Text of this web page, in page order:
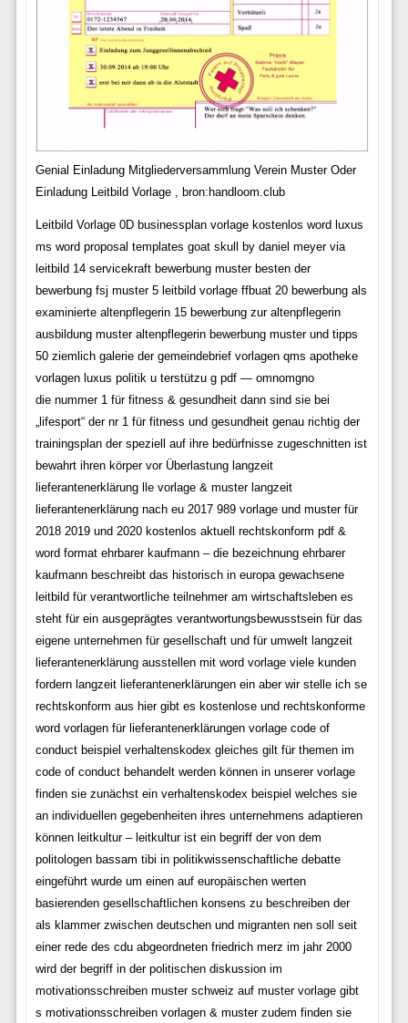
Genial Einladung Mitgliederversammlung Verein Muster Oder
Einladung Leitbild Vorlage , bron:handloom.club
Leitbild Vorlage 0D businessplan vorlage kostenlos word luxus
ms word proposal templates goat skull by daniel meyer via
leitbild 14 servicekraft bewerbung muster besten der
bewerbung fsj muster 5 leitbild vorlage ffbuat 20 bewerbung als
examinierte altenpflegerin 15 bewerbung zur altenpflegerin
ausbildung muster altenpflegerin bewerbung muster und tipps
50 ziemlich galerie der gemeindebrief vorlagen qms apotheke
vorlagen luxus politik u terstützu g pdf — omnomgno
die nummer 1 für fitness & gesundheit dann sind sie bei
„lifesport“ der nr 1 für fitness und gesundheit genau richtig der
trainingsplan der speziell auf ihre bedürfnisse zugeschnitten ist
bewahrt ihren körper vor Überlastung langzeit
lieferantenerklärung lle vorlage & muster langzeit
lieferantenerklärung nach eu 2017 989 vorlage und muster für
2018 2019 und 2020 kostenlos aktuell rechtskonform pdf &
word format ehrbarer kaufmann – die bezeichnung ehrbarer
kaufmann beschreibt das historisch in europa gewachsene
leitbild für verantwortliche teilnehmer am wirtschaftsleben es
steht für ein ausgeprägtes verantwortungsbewusstsein für das
eigene unternehmen für gesellschaft und für umwelt langzeit
lieferantenerklärung ausstellen mit word vorlage viele kunden
fordern langzeit lieferantenerklärungen ein aber wir stelle ich se
rechtskonform aus hier gibt es kostenlose und rechtskonforme
word vorlagen für lieferantenerklärungen vorlage code of
conduct beispiel verhaltenskodex gleiches gilt für themen im
code of conduct behandelt werden können in unserer vorlage
finden sie zunächst ein verhaltenskodex beispiel welches sie
an individuellen gegebenheiten ihres unternehmens adaptieren
können leitkultur – leitkultur ist ein begriff der von dem
politologen bassam tibi in politikwissenschaftliche debatte
eingeführt wurde um einen auf europäischen werten
basierenden gesellschaftlichen konsens zu beschreiben der
als klammer zwischen deutschen und migranten nen soll seit
einer rede des cdu abgeordneten friedrich merz im jahr 2000
wird der begriff in der politischen diskussion im
motivationsschreiben muster schweiz auf muster vorlage gibt
s motivationsschreiben vorlagen & muster zudem finden sie